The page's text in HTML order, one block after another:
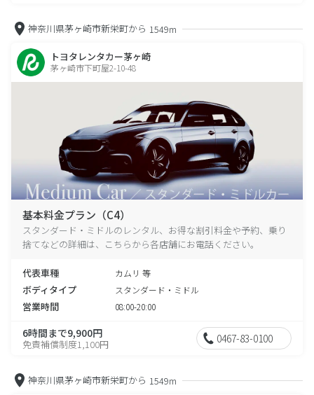
神奈川県茅ヶ崎市新栄町から 1549m
トヨタレンタカー茅ヶ崎
茅ヶ崎市下町屋2-10-48
基本料金プラン（C4）
スタンダード・ミドルのレンタル、お得な割引料金や予約、乗り
捨てなどの詳細は、こちらから各店舗にお電話ください。
代表車種 カムリ 等
ボディタイプ スタンダード・ミドル
営業時間 08:00-20:00
6時間まで9,900円
免責補償制度1,100円 0467-83-0100
神奈川県茅ヶ崎市新栄町から 1549m